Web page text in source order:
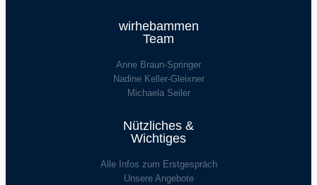
wirhebammen
Team
Anne Braun-Springer
Nadine Keller-Gleixner
Michaela Seiler
Nützliches &
Wichtiges
Alle Infos zum Erstgespräch
Unsere Angebote